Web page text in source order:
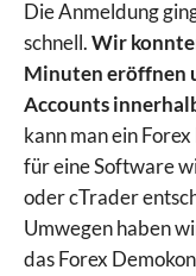
Die Anmeldung
schnell.Wir
Minuten eröffnen
Accounts
kann man ein
für eine Software
oder cTrader
Umwegen haben
das Forex